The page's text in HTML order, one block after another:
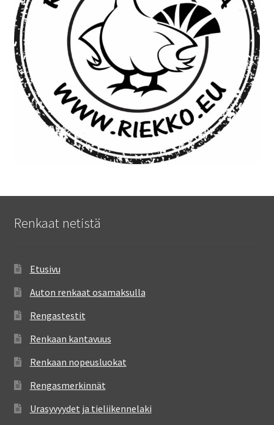
Renkaat netistä
Etusivu
Auton renkaat osamaksulla
Rengastestit
Renkaan kantavuus
Renkaan nopeusluokat
Rengasmerkinnät
Urasyvyydet ja tieliikennelaki